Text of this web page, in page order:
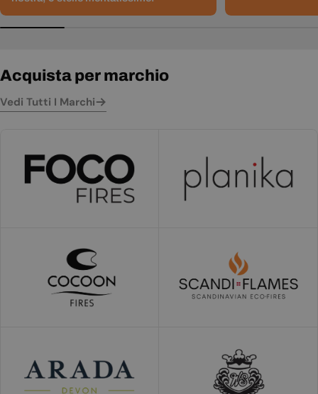
Acquista per marchio
Vedi Tutti I Marchi